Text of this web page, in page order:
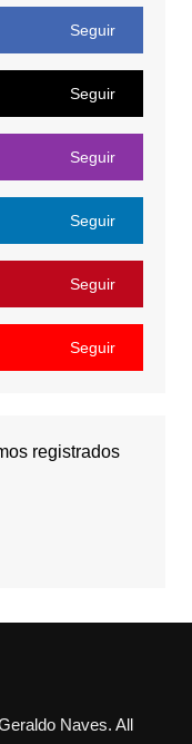
Seguir
Seguir
Seguir
Seguir
Seguir
Seguir
registrados
Naves. All